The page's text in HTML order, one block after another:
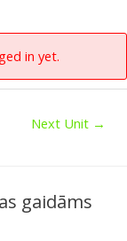
in yet.
Next Unit →
gaidāms